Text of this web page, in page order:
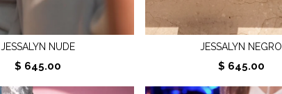
JESSALYN NUDE
$ 645.00
JESSALYN NEGRO
$ 645.00